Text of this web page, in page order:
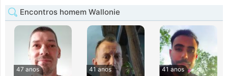
Encontros homem Wallonie
47 anos
41 anos
41 anos